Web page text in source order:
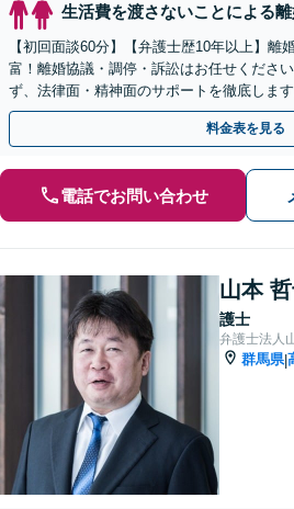
生活費を渡さないことによる
【初回面談60分】【弁護士歴10年以上】離
富！離婚協議・調停・訴訟はお任せくださ
ず、法律面・精神面のサポートを徹底しま
用を明確化【高崎駅徒歩15分】
料金表を見る
電話でお問い合わせ
山本
護士
弁護士法人
群馬県|